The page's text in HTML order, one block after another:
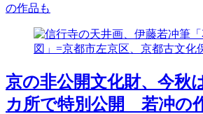
の作品も
京の非公開文化財、今秋
カ所で特別公開 若冲の